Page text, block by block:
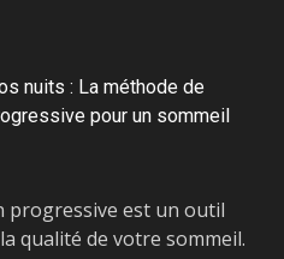
nuits : La méthode de
pour un sommeil
progressive est un outil
qualité de votre sommeil.